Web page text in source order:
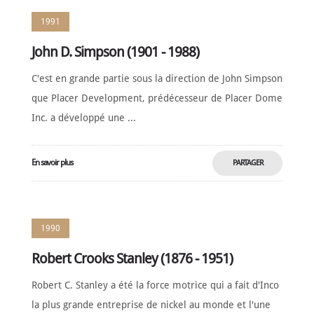
1991
John D. Simpson (1901 - 1988)
C'est en grande partie sous la direction de John Simpson
que Placer Development, prédécesseur de Placer Dome
Inc. a développé une ...
En savoir plus PARTAGER
1990
Robert Crooks Stanley (1876 - 1951)
Robert C. Stanley a été la force motrice qui a fait d'Inco
la plus grande entreprise de nickel au monde et l'une